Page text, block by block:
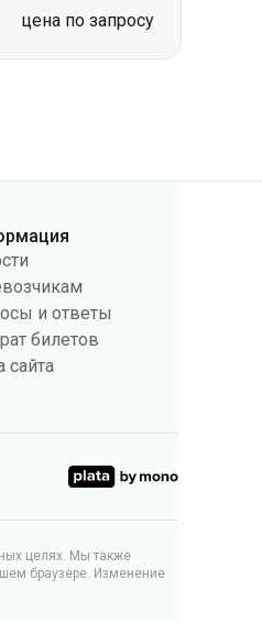
цена по запросу
и ответы
билетов
сайта
целях. Мы также
браузере. Изменение